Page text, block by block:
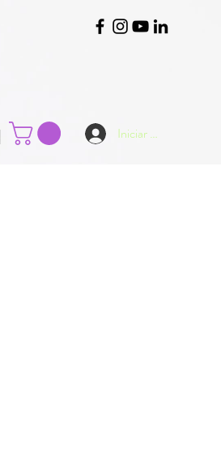
Iniciar sesión